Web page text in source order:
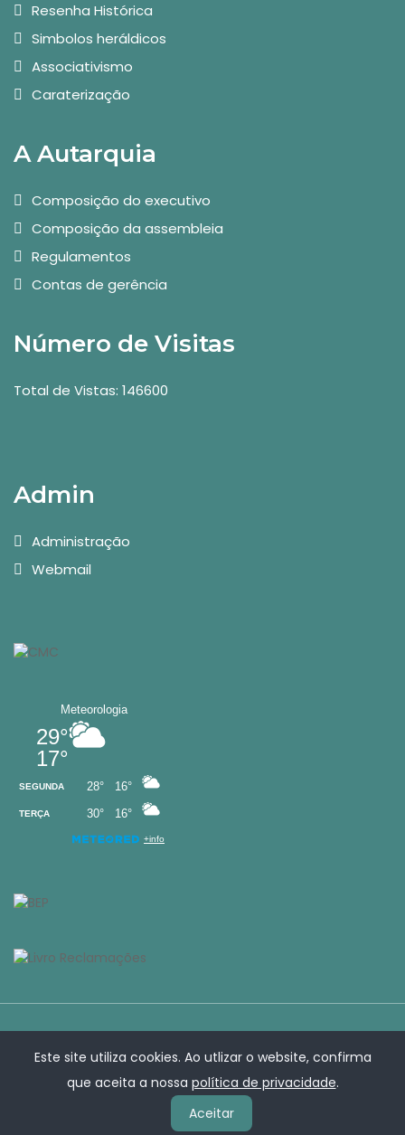
Este site utiliza cookies. Ao utlizar o website, confirma
que aceita a nossa política de privacidade.
Aceitar
Resenha Histórica
Simbolos heráldicos
Associativismo
Caraterização
A Autarquia
Composição do executivo
Composição da assembleia
Regulamentos
Contas de gerência
Número de Visitas
Total de Vistas: 146600
Admin
Administração
Webmail